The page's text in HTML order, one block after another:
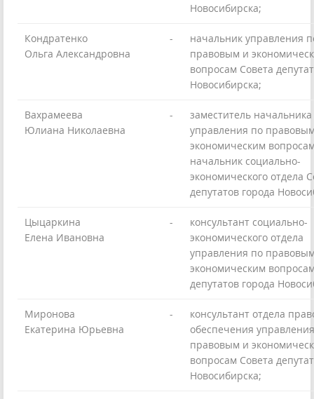
Новосибирска;
Кондратенко
Ольга Александровна
-
начальник управления
правовым и
вопросам Совета
Новосибирска;
Вахрамеева
Юлиана Николаевна
-
заместитель начальника
управления по
экономическим
начальник социально-
экономического отдела
депутатов города
Цыцаркина
Елена Ивановна
-
консультант социально-
экономического отдела
управления по
экономическим
депутатов города
Миронова
Екатерина Юрьевна
-
консультант отдела
обеспечения
правовым и
вопросам Совета
Новосибирска;